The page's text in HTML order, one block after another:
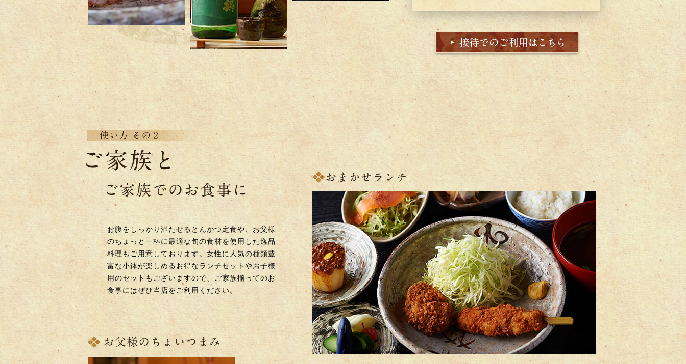
お腹をしっかり満たせるとんかつ定食や、お父様
のちょっと一杯に最適な旬の食材を使用した逸品
料理もご用意しております。女性に人気の種類豊
富な小鉢が楽しめるお得なランチセットやお子様
用のセットもございますので、ご家族揃ってのお
食事にはぜひ当店をご利用ください。